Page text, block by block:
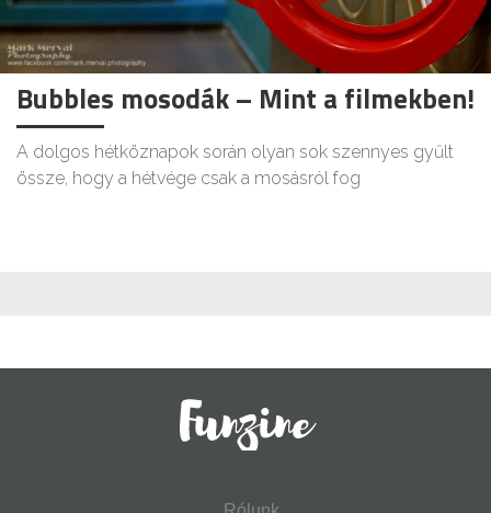
Bubbles mosodák – Mint a filmekben!
A dolgos hétköznapok során olyan sok szennyes gyűlt
össze, hogy a hétvége csak a mosásról fog